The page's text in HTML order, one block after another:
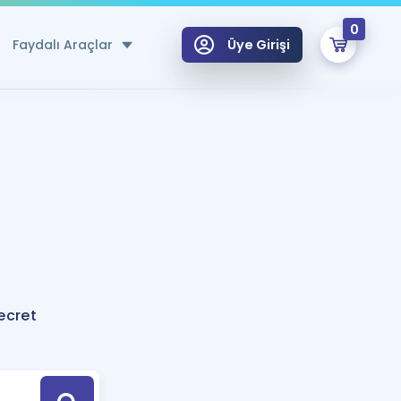
Faydalı Araçlar
Hesaplama Aracı
için Öneriler
Tek Takvimde
Üye Girişi
0
Hoca ile seni sınava hazırlayacak onlarca eğitim seni bekliyor!